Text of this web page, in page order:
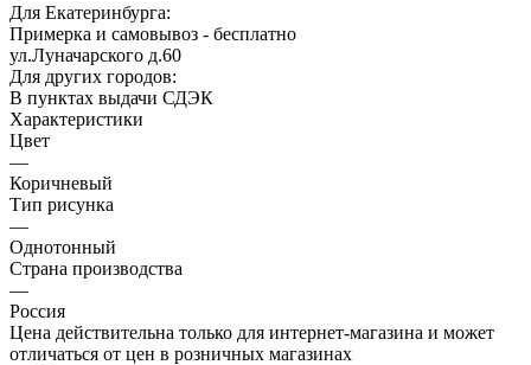
Для Екатеринбурга:
Примерка и самовывоз - бесплатно
ул.Луначарского д.60
Для других городов:
В пунктах выдачи СДЭК
Характеристики
Цвет
—
Коричневый
Тип рисунка
—
Однотонный
Страна производства
—
Россия
Цена действительна только для интернет-магазина и может
отличаться от цен в розничных магазинах